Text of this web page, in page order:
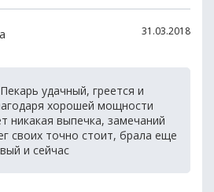
31.03.2018
удачный, греется и
хорошей мощности
никакая выпечка, замечаний
своих точно стоит, брала еще
и сейчас